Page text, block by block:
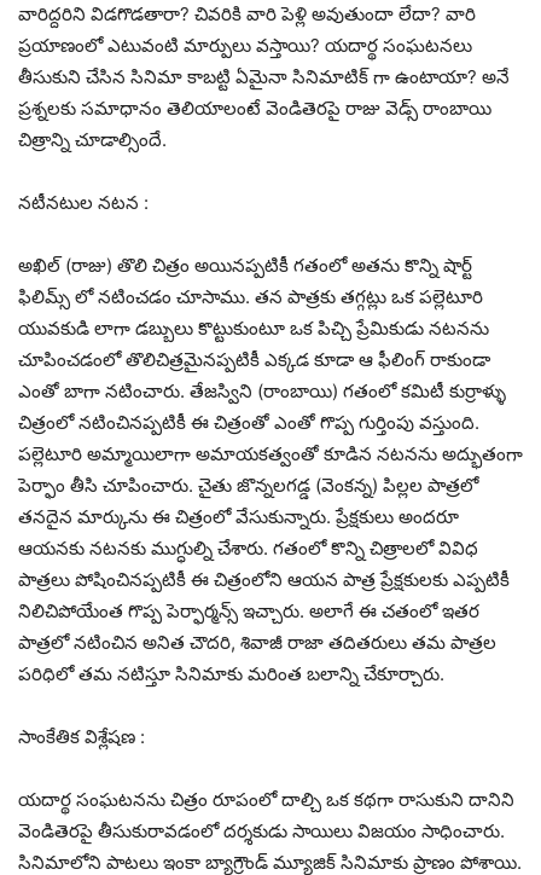
వారిద్దరిని విడగొడతారా? చివరికి వారి పెళ్లి అవుతుందా లేదా? వారి
ప్రయాణంలో ఎటువంటి మార్పులు వస్తాయి? యదార్థ సంఘటనలు
తీసుకుని చేసిన సినిమా కాబట్టి ఏమైనా సినిమాటిక్ గా ఉంటాయా? అనే
ప్రశ్నలకు సమాధానం తెలియాలంటే వెండితెరపై రాజు వెడ్స్ రాంబాయి
చిత్రాన్ని చూడాల్సిందే.
నటీనటుల నటన :
అఖిల్ (రాజు) తొలి చిత్రం అయినప్పటికీ గతంలో అతను కొన్ని షార్ట్
ఫిలిమ్స్ లో నటించడం చూసాము. తన పాత్రకు తగ్గట్లు ఒక పల్లెటూరి
యువకుడి లాగా డబ్బులు కొట్టుకుంటూ ఒక పిచ్చి ప్రేమికుడు నటనను
చూపించడంలో తొలిచిత్రమైనప్పటికీ ఎక్కడ కూడా ఆ ఫీలింగ్ రాకుండా
ఎంతో బాగా నటించారు. తేజస్విని (రాంబాయి) గతంలో కమిటీ కుర్రాళ్ళు
చిత్రంలో నటించినప్పటికీ ఈ చిత్రంతో ఎంతో గొప్ప గుర్తింపు వస్తుంది.
పల్లెటూరి అమ్మాయిలాగా అమాయకత్వంతో కూడిన నటనను అద్భుతంగా
పెర్ఫాం తీసి చూపించారు. చైతు జొన్నలగడ్డ (వెంకన్న) పిల్లల పాత్రలో
తనదైన మార్కును ఈ చిత్రంలో వేసుకున్నారు. ప్రేక్షకులు అందరూ
ఆయనకు నటనకు ముగ్ధుల్ని చేశారు. గతంలో కొన్ని చిత్రాలలో వివిధ
పాత్రలు పోషించినప్పటికీ ఈ చిత్రంలోని ఆయన పాత్ర ప్రేక్షకులకు ఎప్పటికీ
నిలిచిపోయేంత గొప్ప పెర్ఫార్మన్స్ ఇచ్చారు. అలాగే ఈ చతంలో ఇతర
పాత్రలో నటించిన అనిత చౌదరి, శివాజీ రాజా తదితరులు తమ పాత్రల
పరిధిలో తమ నటిస్తూ సినిమాకు మరింత బలాన్ని చేకూర్చారు.
సాంకేతిక విశ్లేషణ :
యదార్థ సంఘటనను చిత్రం రూపంలో దాల్చి ఒక కథగా రాసుకుని దానిని
వెండితెరపై తీసుకురావడంలో దర్శకుడు సాయిలు విజయం సాధించారు.
సినిమాలోని పాటలు ఇంకా బ్యాగ్రౌండ్ మ్యూజిక్ సినిమాకు ప్రాణం పోశాయి.